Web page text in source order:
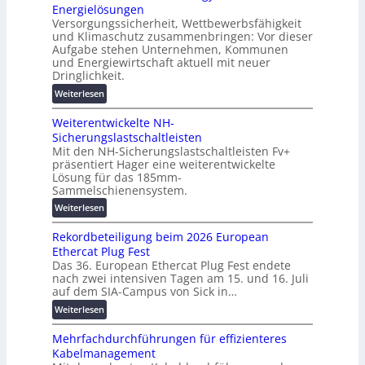
ö
s
u
n
g
e
n
u
n
d
d
i
g
i
t
a
l
e
T
r
a
n
s
p
a
r
e
n
z
s
c
h
i
n
e
n
b
a
u
:
F
o
r
s
h
u
n
g
s
f
r
d
Energielösungen
Versorgungssicherheit, Wettbewerbsfähigkeit
und Klimaschutz zusammenbringen: Vor dieser
Aufgabe stehen Unternehmen, Kommunen
und Energiewirtschaft aktuell mit neuer
Dringlichkeit.
Weiterlesen:
V
o
l
t
a
-
X
2
0
2
7
w
i
r
d
z
u
m
Weiterentwickelte NH-
Sicherungslastschaltleisten
Mit den NH-Sicherungslastschaltleisten Fv+
präsentiert Hager eine weiterentwickelte
Lösung für das 185mm-
Sammelschienensystem.
Weiterlesen:
W
e
i
t
e
r
e
n
t
w
Rekordbeteiligung beim 2026 European
Ethercat Plug Fest
Das 36. European Ethercat Plug Fest endete
nach zwei intensiven Tagen am 15. und 16. Juli
auf dem SIA-Campus von Sick in…
Weiterlesen:
R
e
k
Mehrfachdurchführungen für effizienteres
Kabelmanagement